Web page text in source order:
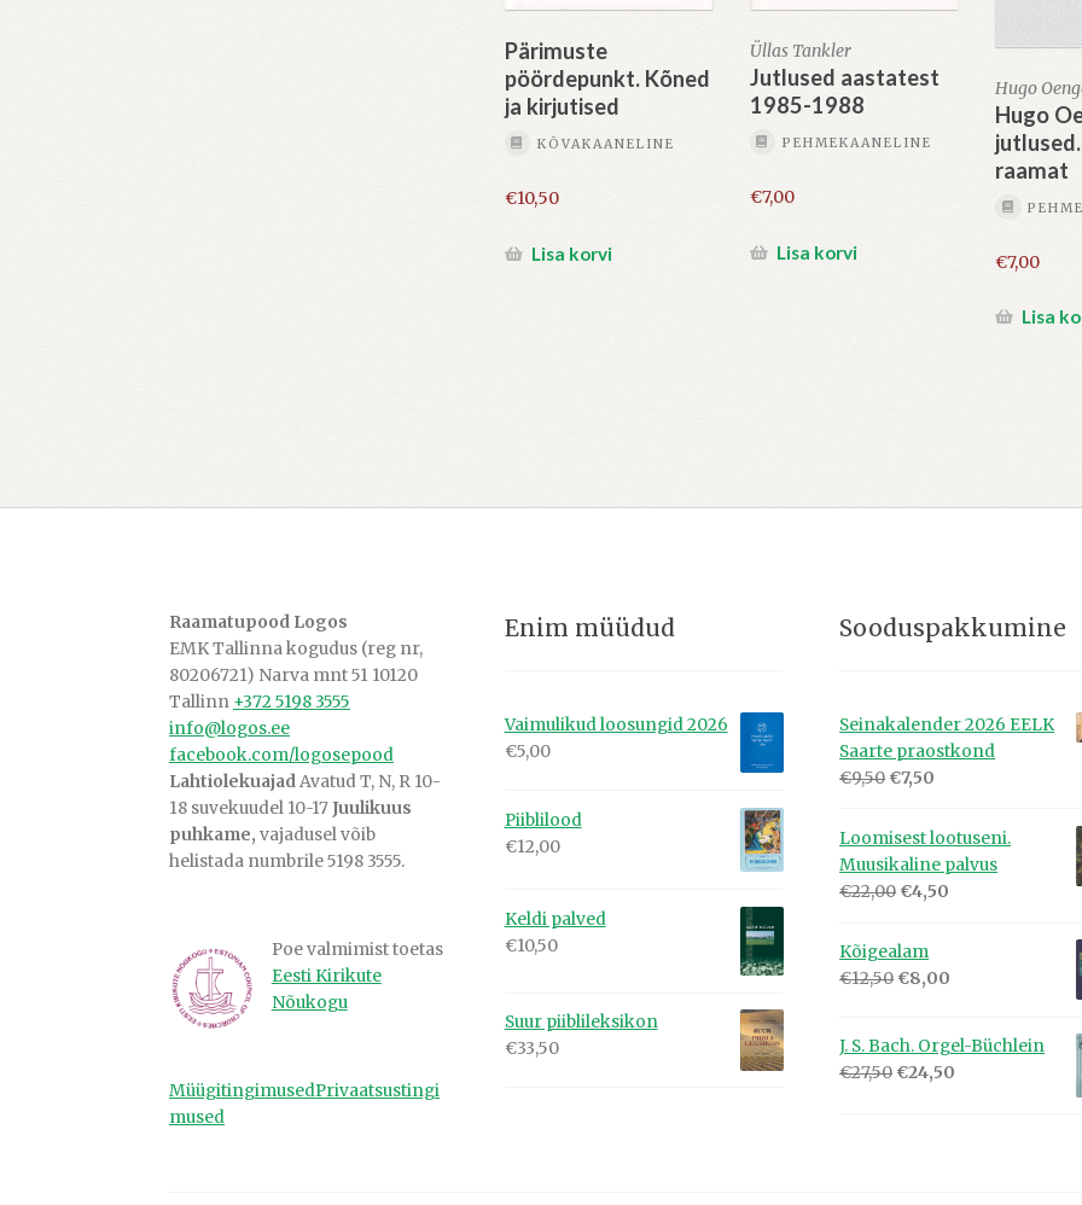
Pärimuste
pöördepunkt. Kõned
ja kirjutised
KÕVAKAANELINE
€10,50
Lisa korvi
Üllas Tankler
Jutlused aastatest
1985-1988
PEHMEKAANELINE
€7,00
Lisa korvi
Hugo
Hugo
raamat
€7,00
Lisa
Raamatupood Logos
EMK Tallinna kogudus (reg nr,
80206721) Narva mnt 51 10120
Tallinn +372 5198 3555
info@logos.ee
facebook.com/logosepood
LahtiolekuajadAvatud T, N, R 10-
18 suvekuudel 10-17Juulikuus
puhkame, vajadusel võib
helistada numbrile 5198 3555.
Poe valmimist toetas
Eesti Kirikute
Nõukogu
MüügitingimusedPrivaatsustingi
mused
Enim müüdud
Vaimulikud loosungid 2026
€5,00
Piiblilood
€12,00
Keldi palved
€10,50
Suur piiblileksikon
€33,50
Sooduspakkumine
Seinakalender 2026 EELK
Saarte praostkond
€9,50 Algne
oli:
€9,50.
€7,50
on:
€7,50.
Loomisest lootuseni.
Muusikaline palvus
€22,00 Algne
oli:
€22,00.
€4,50
€4,50.
Kõigealam
€12,50 Algne
€12,50.
€8,00
€8,00.
J. S. Bach. Orgel-Büchlein
€27,50 Algne
€24,50